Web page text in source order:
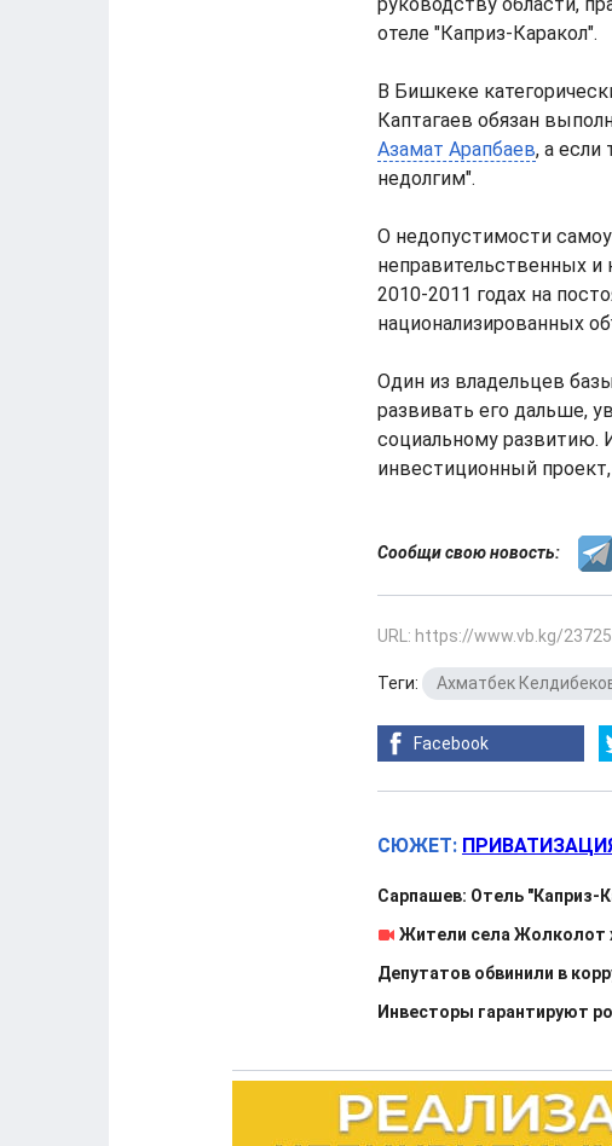
отеле "Каприз-Каракол".
В Бишкеке
Каптагаев обязан
Азамат Арапбаев, а если
недолгим".
О недопустимости
неправительственных и
2010-2011 годах на
национализированных
Один из владельцев
развивать его дальше,
социальному развитию.
инвестиционный
Сообщи свою новость:
URL: https://www.vb.kg/
Теги: Ахматбек
Facebook
СЮЖЕТ:
Сарпашев: Отель "Каприз-
Жители села Жолколот
Депутатов обвинили в
Инвесторы гарантируют